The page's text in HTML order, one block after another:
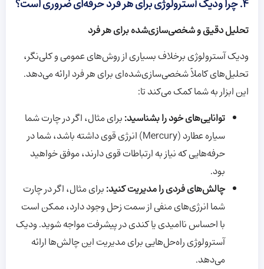
۴. چرا ودیک آسترولوژی برای هر فرد حرفه‌ای ضروری است؟
تحلیل دقیق و شخصی‌سازی‌شده برای هر فرد
ودیک آسترولوژی برخلاف بسیاری از روش‌های عمومی و کلی‌نگر،
تحلیل‌های کاملاً شخصی‌سازی‌شده‌ای برای هر فرد ارائه می‌دهد.
این ابزار به شما کمک می‌کند تا:
توانایی‌های خود را بشناسید:برای مثال، اگر در چارت شما
سیاره عطارد (Mercury) انرژی قوی داشته باشد، شما در
حرفه‌هایی که نیاز به ارتباطات قوی دارند، موفق خواهید
بود.
چالش‌های فردی را مدیریت کنید:برای مثال، اگر در چارت
شما انرژی‌های منفی از سمت زحل وجود دارد، ممکن است
با احساس ناامیدی یا کندی در پیشرفت مواجه شوید. ودیک
آسترولوژی راه‌حل‌هایی برای مدیریت این چالش‌ها ارائه
می‌دهد.